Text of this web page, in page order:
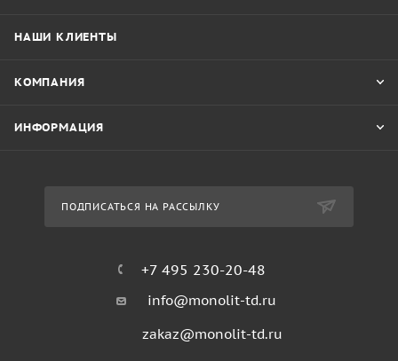
НАШИ КЛИЕНТЫ
КОМПАНИЯ
ИНФОРМАЦИЯ
ПОДПИСАТЬСЯ НА РАССЫЛКУ
+7 495 230-20-48
info@monolit-td.ru
zakaz@monolit-td.ru